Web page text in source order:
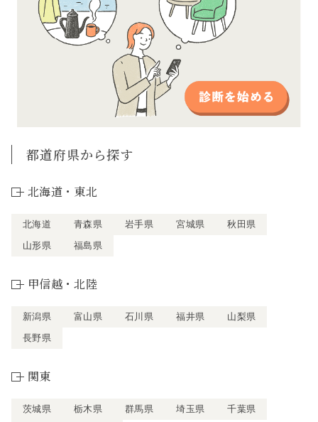
都道府県から探す
北海道・東北
北海道 青森県 岩手県 宮城県
秋田県
山形県
福島県
甲信越・北陸
新潟県 富山県 石川県 福井県
山梨県
長野県
関東
茨城県 栃木県 群馬県 埼玉県
千葉県